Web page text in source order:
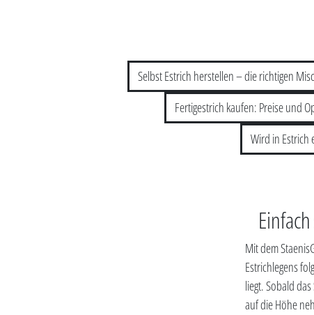
Selbst Estrich herstellen – die richtigen
Fertigestrich kaufen: Preise und
Wird in Estrich
Mit dem
Estrichlegens
liegt. Sobald
auf die Höhe